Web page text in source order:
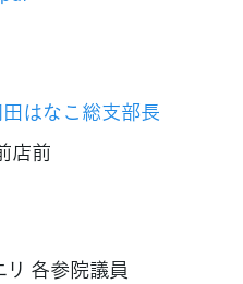
はなこ総支部長
店前
各参院議員